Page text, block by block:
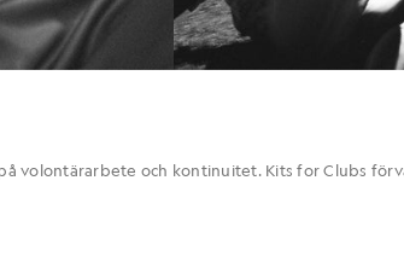
volontärarbete och kontinuitet. Kits for Clubs